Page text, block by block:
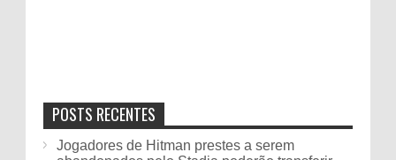
POSTS RECENTES
Jogadores de Hitman prestes a serem